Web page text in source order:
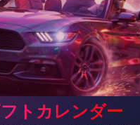
トカレンダー